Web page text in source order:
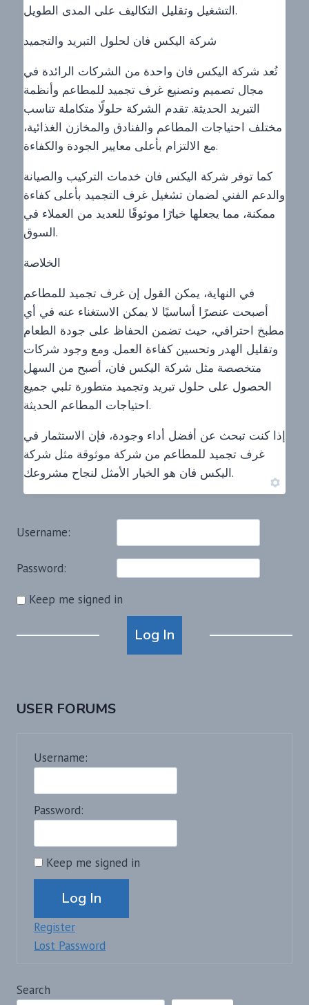
التشغيل وتقليل التكاليف على المدى الطويل.
شركة اليكس فان لحلول التبريد والتجميد
تُعد شركة اليكس فان واحدة من الشركات الرائدة في
مجال تصميم وتصنيع غرف تجميد للمطاعم وأنظمة
التبريد الحديثة. تقدم الشركة حلولًا متكاملة تناسب
مختلف احتياجات المطاعم والفنادق والمخازن الغذائية،
مع الالتزام بأعلى معايير الجودة والكفاءة.
كما توفر شركة اليكس فان خدمات التركيب والصيانة
والدعم الفني لضمان تشغيل غرف التجميد بأعلى كفاءة
ممكنة، مما يجعلها خيارًا موثوقًا للعديد من العملاء في
السوق.
الخلاصة
في النهاية، يمكن القول إن غرف تجميد للمطاعم
أصبحت عنصرًا أساسيًا لا يمكن الاستغناء عنه في أي
مطبخ احترافي، حيث تضمن الحفاظ على جودة الطعام
وتقليل الهدر وتحسين كفاءة العمل. ومع وجود شركات
متخصصة مثل شركة اليكس فان، أصبح من السهل
الحصول على حلول تبريد وتجميد متطورة تلبي جميع
احتياجات المطاعم الحديثة.
إذا كنت تبحث عن أفضل أداء وجودة، فإن الاستثمار في
غرف تجميد للمطاعم من شركة موثوقة مثل شركة
اليكس فان هو الخيار الأمثل لنجاح مشروعك.
Username:
Password:
Keep me signed in
Log In
USER FORUMS
Username:
Password:
Keep me signed in
Alternative:
Log In
Register
Lost Password
Search